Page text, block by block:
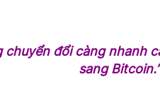
chuyển đổi càng nhanh
sang Bitcoin.”